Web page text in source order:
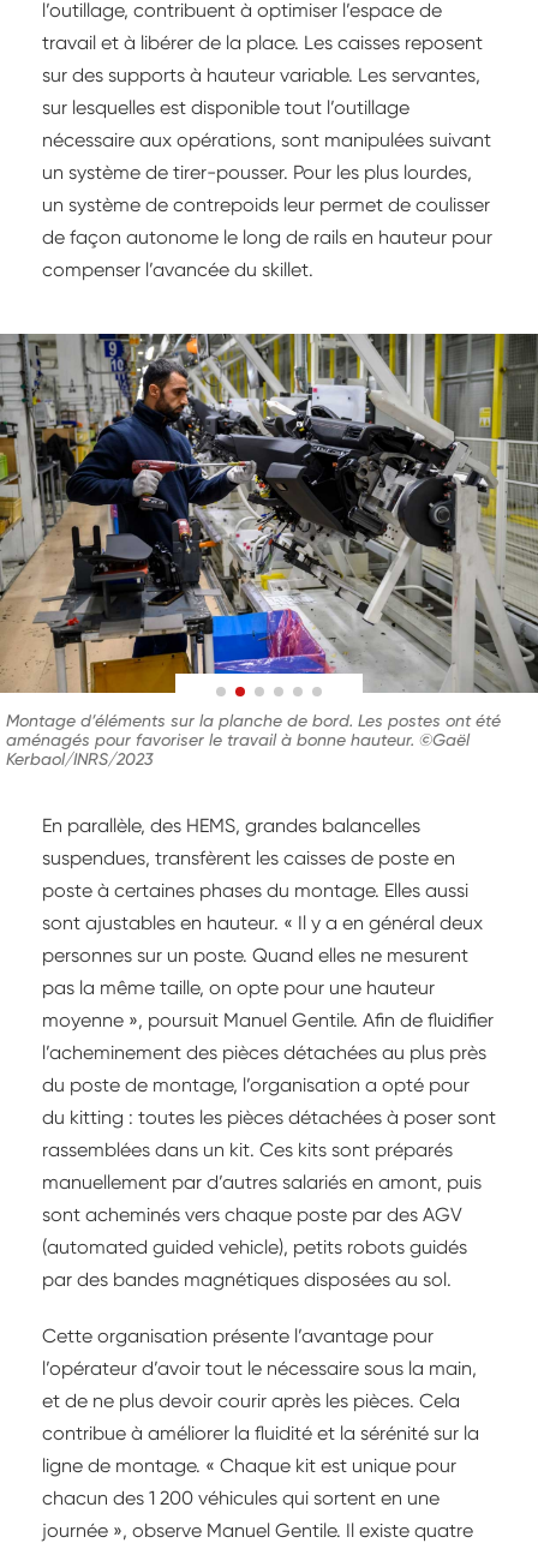
l’outillage, contribuent à optimiser l’espace de
travail et à libérer de la place. Les caisses reposent
sur des supports à hauteur variable. Les servantes,
sur lesquelles est disponible tout l’outillage
nécessaire aux opérations, sont manipulées suivant
un système de tirer-pousser. Pour les plus lourdes,
un système de contrepoids leur permet de coulisser
de façon autonome le long de rails en hauteur pour
compenser l’avancée du skillet.
Montage d’éléments sur la planche de bord. Les postes ont été
aménagés pour favoriser le travail à bonne hauteur. ©Gaël
Kerbaol/INRS/2023
En parallèle, des HEMS, grandes balancelles
suspendues, transfèrent les caisses de poste en
poste à certaines phases du montage. Elles aussi
sont ajustables en hauteur. « Il y a en général deux
personnes sur un poste. Quand elles ne mesurent
pas la même taille, on opte pour une hauteur
moyenne », poursuit Manuel Gentile. Afin de fluidifier
l’acheminement des pièces détachées au plus près
du poste de montage, l’organisation a opté pour
du kitting : toutes les pièces détachées à poser sont
rassemblées dans un kit. Ces kits sont préparés
manuellement par d’autres salariés en amont, puis
sont acheminés vers chaque poste par des AGV
(automated guided vehicle), petits robots guidés
par des bandes magnétiques disposées au sol.
Cette organisation présente l’avantage pour
l’opérateur d’avoir tout le nécessaire sous la main,
et de ne plus devoir courir après les pièces. Cela
contribue à améliorer la fluidité et la sérénité sur la
ligne de montage. « Chaque kit est unique pour
chacun des 1 200 véhicules qui sortent en une
journée », observe Manuel Gentile. Il existe quatre